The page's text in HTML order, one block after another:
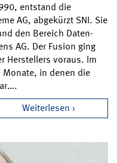
entstand die
AG, abgekürzt SNI. Sie
den Bereich Daten-
AG. Der Fusion ging
Herstellers voraus. Im
in denen die
Weiterlesen